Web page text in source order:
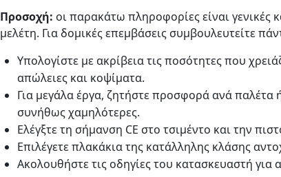
Προσοχή: οι παρακάτω πληροφορίες είναι γενικές
μελέτη. Για δομικές επεμβάσεις συμβουλευτείτε
Υπολογίστε με ακρίβεια τις ποσότητες που
απώλειες και κοψίματα.
Για μεγάλα έργα, ζητήστε προσφορά ανά παλέτα
συνήθως χαμηλότερες.
Ελέγξτε τη σήμανση CE στο τσιμέντο και την
Επιλέγετε πλακάκια της κατάλληλης κλάσης
Ακολουθήστε τις οδηγίες του κατασκευαστή